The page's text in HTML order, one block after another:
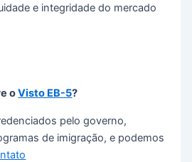
e integridade do mercado
oVisto EB-5?
pelo governo,
de imigração, e podemos